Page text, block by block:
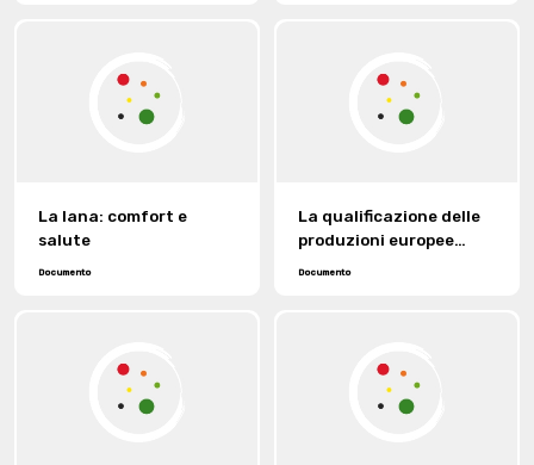
La lana: comfort e
salute
Documento
La qualificazione delle
produzioni europee
Documento